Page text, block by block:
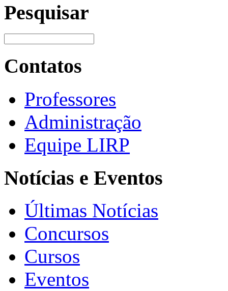
Pesquisar
Contatos
Professores
Administração
Equipe LIRP
Notícias e Eventos
Últimas Notícias
Concursos
Cursos
Eventos